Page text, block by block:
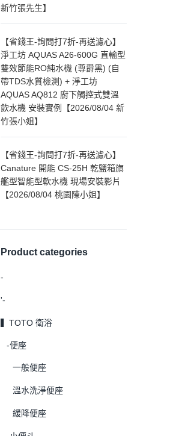
新竹張先生】
【省錢王-詢問打7折-再送濾心】
淨工坊 AQUAS A26-600G 直輸型
雙效節能RO純水機 (尊爵黑) (自
帶TDS水質檢測) + 淨工坊
AQUAS AQ812 廚下觸控式雙溫
飲水機 安裝實例【2026/08/04 新
竹張小姐】
【省錢王-詢問打7折-再送濾心】
Canature 開能 CS-25H 乾鹽箱旗
艦型智能型軟水機 現場安裝影片
【2026/08/04 桃園陳小姐】
Product categories
-
'-
▍TOTO 衛浴
-便座
一般便座
溫水洗淨便座
緩降便座